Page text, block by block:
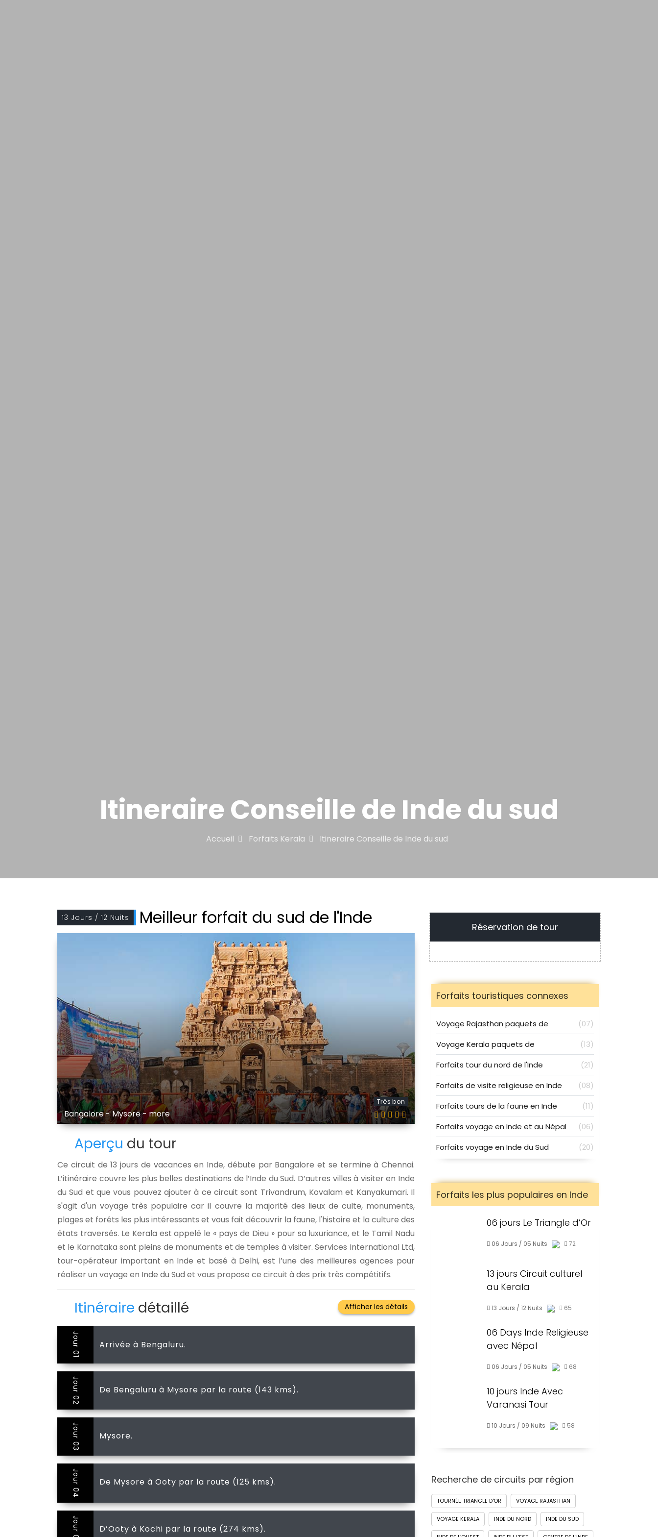
Itineraire Conseille de Inde du sud
Accueil Forfaits Kerala Itineraire Conseille de Inde du sud
13 Jours / 12 Nuits Meilleur forfait du sud de l'Inde
Bangalore - Mysore - more
Très bon
Aperçu du tour
Ce circuit de 13 jours de vacances en Inde, débute par Bangalore et se termine à Chennai.
L’itinéraire couvre les plus belles destinations de l’Inde du Sud. D’autres villes à visiter en Inde
du Sud et que vous pouvez ajouter à ce circuit sont Trivandrum, Kovalam et Kanyakumari. Il
s'agit d'un voyage très populaire car il couvre la majorité des lieux de culte, monuments,
plages et forêts les plus intéressants et vous fait découvrir la faune, l'histoire et la culture des
états traversés. Le Kerala est appelé le « pays de Dieu » pour sa luxuriance, et le Tamil Nadu
et le Karnataka sont pleins de monuments et de temples à visiter. Services International Ltd,
tour-opérateur important en Inde et basé à Delhi, est l’une des meilleures agences pour
réaliser un voyage en Inde du Sud et vous propose ce circuit à des prix très compétitifs.
Itinéraire détaillé
Jour 01 Arrivée à Bengaluru.
Jour 02 De Bengaluru à Mysore par la route (143 kms).
Jour 03 Mysore.
Jour 04 De Mysore à Ooty par la route (125 kms).
Jour 05 D’Ooty à Kochi par la route (274 kms).
Réservation de tour
Forfaits touristiques connexes
Voyage Rajasthan paquets de
(07)
Voyage Kerala paquets de
(13)
Forfaits tour du nord de l'Inde
(21)
Forfaits de visite religieuse en Inde
(08)
Forfaits tours de la faune en Inde
(11)
Forfaits voyage en Inde et au Népal
(06)
Forfaits voyage en Inde du Sud
(20)
Forfaits les plus populaires en Inde
06 jours Le Triangle d’Or
06 Jours / 05 Nuits 72
13 jours Circuit culturel
au Kerala
13 Jours / 12 Nuits 65
06 Days Inde Religieuse
avec Népal
06 Jours / 05 Nuits 68
10 jours Inde Avec
Varanasi Tour
10 Jours / 09 Nuits 58
Recherche de circuits par région
TOURNÉE TRIANGLE D'OR VOYAGE RAJASTHAN
VOYAGE KERALA INDE DU NORD INDE DU SUD